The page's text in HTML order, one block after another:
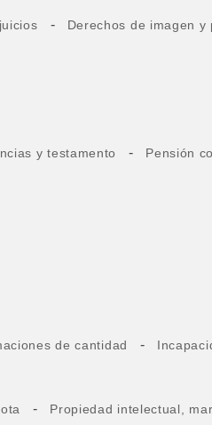
- Derechos de imagen y
y testamento - Pensión
de cantidad -
- Propiedad intelectual,